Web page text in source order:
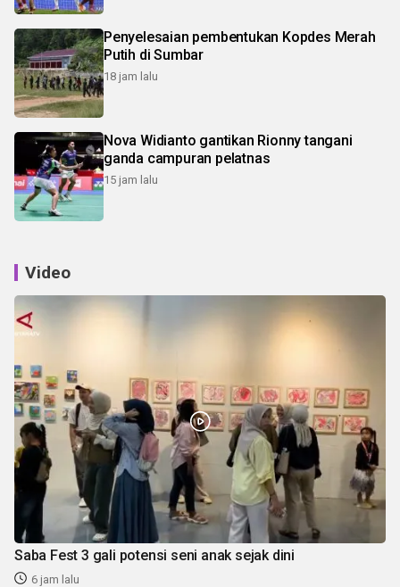
Penyelesaian pembentukan Kopdes Merah
Putih di Sumbar
18 jam lalu
Nova Widianto gantikan Rionny tangani
ganda campuran pelatnas
15 jam lalu
Video
Saba Fest 3 gali potensi seni anak sejak dini
6 jam lalu